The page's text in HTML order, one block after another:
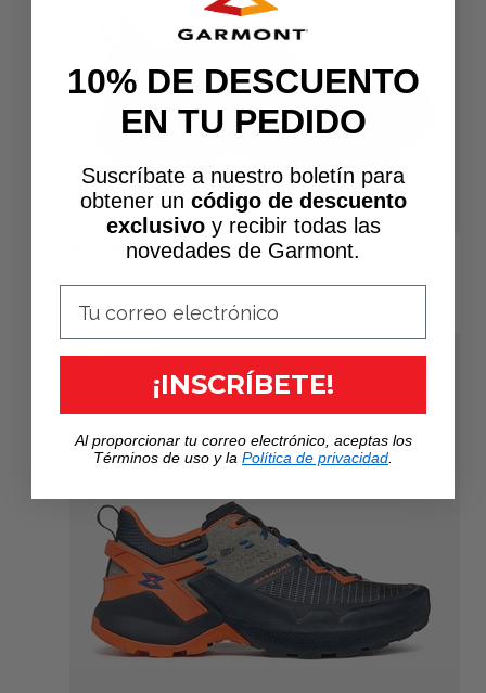
9.81 ONYX GTX®
habitual
€200,00
PRECIO
/POR
Añadir para comparar
NOVEDAD
10% DE DESCUENTO
EN TU PEDIDO
Suscríbate a nuestro boletín para
obtener un código de descuento
exclusivoy recibir todas las
novedades de Garmont.
¡INSCRÍBETE!
Al proporcionar tu correo electrónico, aceptas los
Términos de uso y la Política de privacidad